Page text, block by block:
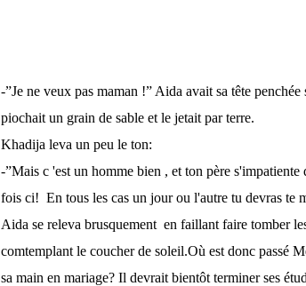
-”Je ne veux pas maman !” Aida avait sa tête
piochait un grain de sable et le jetait par terre.
Khadija leva un peu le ton:
-”Mais c 'est un homme bien , et ton père
fois ci! En tous les cas un jour ou l'autre tu devras te
Aida se releva brusquement en faillant faire tomber
comtemplant le coucher de soleil.Où est donc passé
sa main en mariage? Il devrait bientôt terminer ses